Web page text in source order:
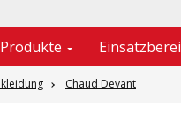
Produkte
Chaud Devant